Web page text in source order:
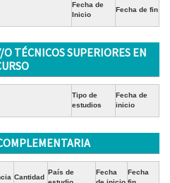
Fecha de
Inicio
Fecha de fin
O TÉCNICOS SUPERIORES EN
Tipo de
estudios
Fecha de
inicio
Cantidad
País de
Fecha
Fecha